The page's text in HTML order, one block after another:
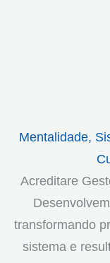
Mentalidade,
Acreditare
transformando
sistema e